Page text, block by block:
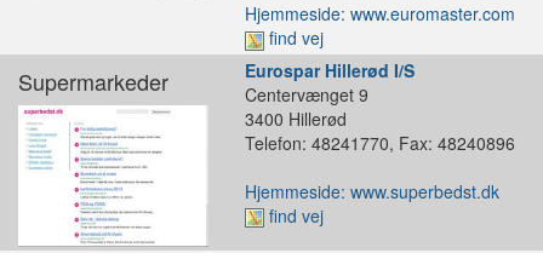
Hjemmeside: www.euromaster.com
find vej
Supermarkeder
Eurospar Hillerød I/S
Centervænget 9
3400 Hillerød
Telefon: 48241770, Fax: 48240896
Hjemmeside: www.superbedst.dk
find vej